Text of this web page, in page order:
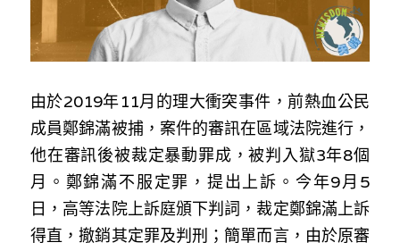
真相直擊
黃萬成專欄
高松傑專欄
林伯強專欄
馮煒光專欄
趙處機專欄
支聯會案
投稿熱線
支持讚助
條款及細則
關於我們
繁體中文
English
由於2019年11月的理大衝突事件，前熱血公民
成員鄭錦滿被捕，案件的審訊在區域法院進行，
他在審訊後被裁定暴動罪成，被判入獄3年8個
月。鄭錦滿不服定罪，提出上訴。今年9月5
日，高等法院上訴庭頒下判詞，裁定鄭錦滿上訴
得直，撤銷其定罪及判刑；簡單而言，由於原審